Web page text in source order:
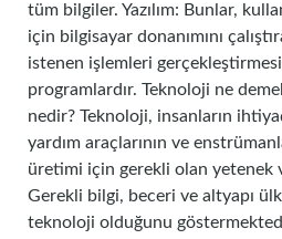
tüm bilgiler. Yazılım: Bunlar,
için bilgisayar donanımını
istenen işlemleri
programlardır. Teknoloji ne
nedir? Teknoloji, insanların
yardım araçlarının ve
üretimi için gerekli olan yetenek
Gerekli bilgi, beceri ve altyapı
teknoloji olduğunu